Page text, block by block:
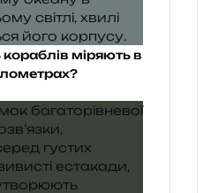
міряють в